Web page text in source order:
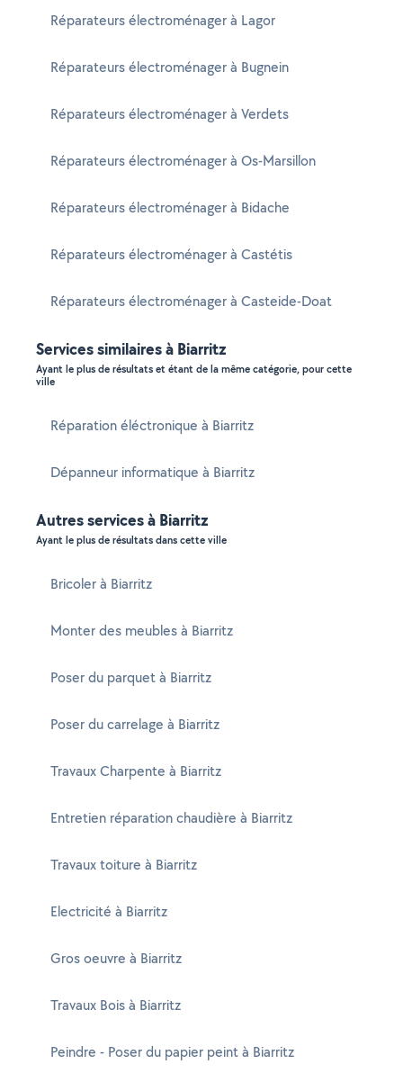
Réparateurs électroménager à Lagor
Réparateurs électroménager à Bugnein
Réparateurs électroménager à Verdets
Réparateurs électroménager à Os-Marsillon
Réparateurs électroménager à Bidache
Réparateurs électroménager à Castétis
Réparateurs électroménager à Casteide-Doat
Services similaires à Biarritz
Ayant le plus de résultats et étant de la même catégorie, pour cette
ville
Réparation éléctronique à Biarritz
Dépanneur informatique à Biarritz
Autres services à Biarritz
Ayant le plus de résultats dans cette ville
Bricoler à Biarritz
Monter des meubles à Biarritz
Poser du parquet à Biarritz
Poser du carrelage à Biarritz
Travaux Charpente à Biarritz
Entretien réparation chaudière à Biarritz
Travaux toiture à Biarritz
Electricité à Biarritz
Gros oeuvre à Biarritz
Travaux Bois à Biarritz
Peindre - Poser du papier peint à Biarritz